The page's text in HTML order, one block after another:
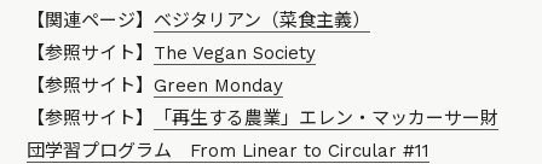
【関連ページ】 ベジタリアン（菜食主義）
【参照サイト】 The Vegan Society
【参照サイト】Green Monday
【参照サイト】
「再生する農業」エレン・マッカーサー財
団学習プログラム From Linear to Circular #11